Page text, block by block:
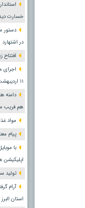
خسارت
در اشتهارد
اجرای
١١ اردیبهشت
دامنه
هم فریب
مواد
پیام
با
اپلیکیشن
تولید
استان البرز